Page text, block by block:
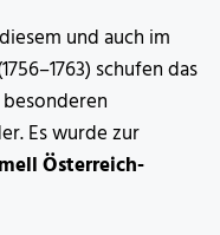
und auch im
schufen das
Es wurde zur
Österreich-